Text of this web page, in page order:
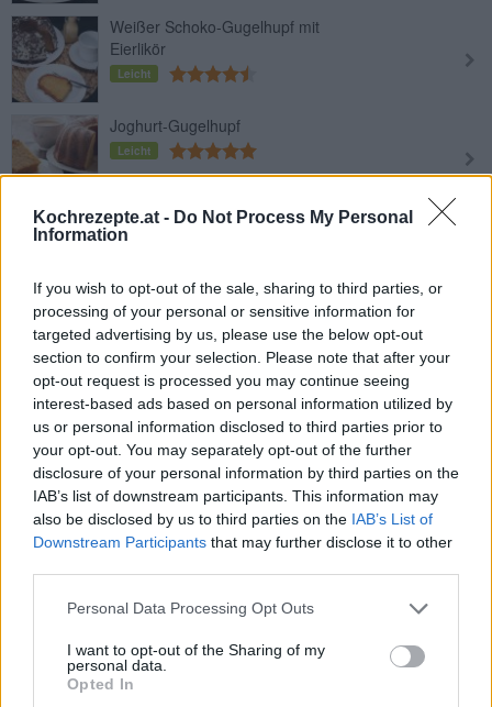
Kochrezepte.at - Do Not Process My Personal
Information
If you wish to opt-out of the sale, sharing to third parties, or
processing of your personal or sensitive information for
targeted advertising by us, please use the below opt-out
section to confirm your selection. Please note that after your
opt-out request is processed you may continue seeing
interest-based ads based on personal information utilized by
us or personal information disclosed to third parties prior to
your opt-out. You may separately opt-out of the further
disclosure of your personal information by third parties on the
IAB’s list of downstream participants. This information may
also be disclosed by us to third parties on the IAB’s List of
Downstream Participants that may further disclose it to other
Personal Data Processing Opt Outs
I want to opt-out of the Sharing of my
personal data.
Opted In
Weißer Schoko-Gugelhupf mit
Eierlikör
Leicht
Joghurt-Gugelhupf
Leicht
Oster-Zitronengugelhupf
Kürbis-Gugelhupf mit Zimtguss
Leicht
Heidelbeer Gugelhupf
Leicht
Ostergugelhupf
Leicht
Mohngugelhupf
Leicht